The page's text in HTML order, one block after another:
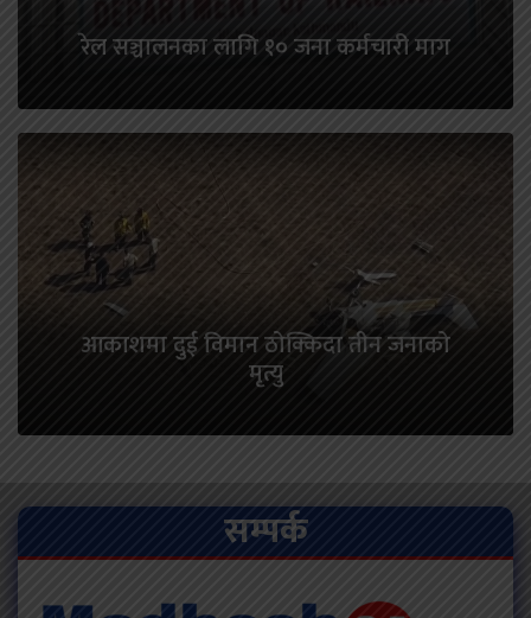
रेल सञ्चालनका लागि १० जना कर्मचारी माग
आकाशमा दुई विमान ठोक्किदा तीन जनाको
मृत्यु
सम्पर्क